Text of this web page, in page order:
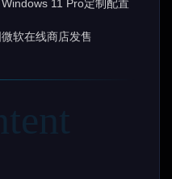
11 Pro定制配置
软在线商店发售